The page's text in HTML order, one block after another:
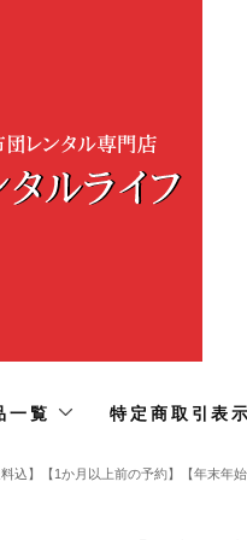
一覧 特定商取引表示
込】【1か月以上前の予約】【年末年始